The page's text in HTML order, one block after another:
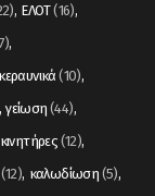
ΕΛΟΤ(16)
(10)
γείωση (44)
(12)
(12) καλωδίωση (5)